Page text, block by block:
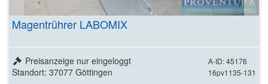
Magentrührer LABOMIX
A-ID: 45176
16pv1135-131
Preisanzeige nur eingeloggt
Standort: 37077 Göttingen